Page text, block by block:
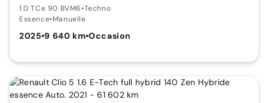
1.0 TCe 90 BVM6•Techno
Essence•Manuelle
2025•9 640 km•Occasion